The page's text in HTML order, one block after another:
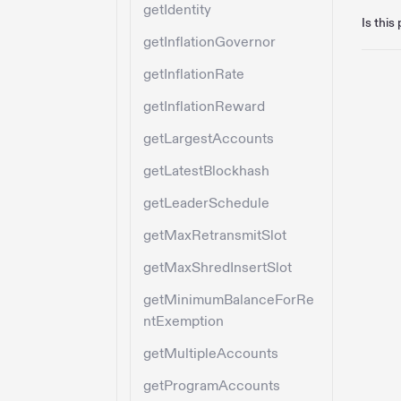
getIdentity
getInflationGovernor
getInflationRate
getInflationReward
getLargestAccounts
getLatestBlockhash
getLeaderSchedule
getMaxRetransmitSlot
getMaxShredInsertSlot
getMinimumBalanceForRe
ntExemption
getMultipleAccounts
getProgramAccounts
Is this